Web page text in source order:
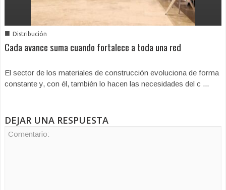
■ Distribución
Cada avance suma cuando fortalece a toda una red
El sector de los materiales de construcción evoluciona de forma
constante y, con él, también lo hacen las necesidades del c ...
DEJAR UNA RESPUESTA